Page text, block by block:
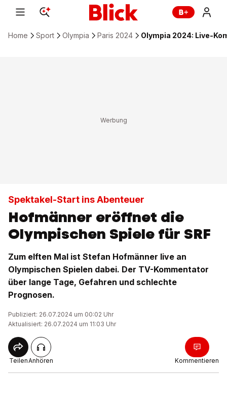
Home Sport Olympia Paris 2024 Olympia 2024: Live-
Spektakel-Start ins Abenteuer
Hofmänner eröffnet die
Olympischen Spiele für SRF
Zum elften Mal ist Stefan Hofmänner live an
Olympischen Spielen dabei. Der TV-Kommentator
über lange Tage, Gefahren und schlechte
Prognosen.
Publiziert: 26.07.2024 um 00:02 Uhr
Aktualisiert: 26.07.2024 um 11:03 Uhr
TeilenAnhören Kommentieren